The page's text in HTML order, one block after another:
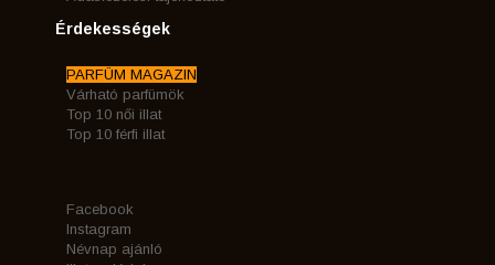
Érdekességek
PARFÜM MAGAZIN
Várható parfümök
Top 10 női illat
Top 10 férfi illat
Facebook
Instagram
Névnap ajánló